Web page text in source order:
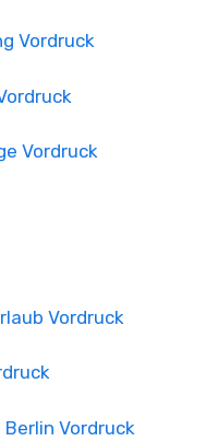
Vordruck
Vordruck
Vordruck
Vordruck